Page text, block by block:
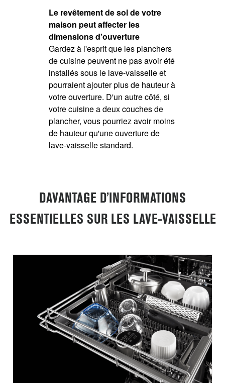
Le revêtement de sol de votre
maison peut affecter les
dimensions d'ouverture
Gardez à l'esprit que les planchers
de cuisine peuvent ne pas avoir été
installés sous le lave-vaisselle et
pourraient ajouter plus de hauteur à
votre ouverture. D'un autre côté, si
votre cuisine a deux couches de
plancher, vous pourriez avoir moins
de hauteur qu'une ouverture de
lave-vaisselle standard.
DAVANTAGE D’INFORMATIONS
ESSENTIELLES SUR LES LAVE-VAISSELLE